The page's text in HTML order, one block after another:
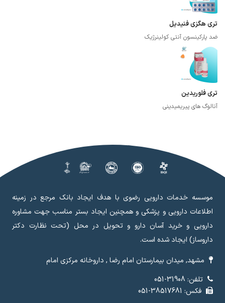
تری هگزی فنیدیل
ضد پارکینسون آنتی کولینرژیک
تری فلوریدین
آنالوگ های پیریمیدینی
موسسه خدمات دارویی رضوی با هدف ایجاد بانک مرجع در زمینه
اطلاعات دارویی و پزشکی و همچنین ایجاد بستر مناسب جهت مشاوره
دارویی و خرید آسان دارو و تحویل در محل (تحت نظارت دکتر
داروساز) ایجاد شده است.
مشهد, میدان بیمارستان امام رضا , داروخانه مرکزی امام
تلفن: 31908-051
فکس: 38517681-051